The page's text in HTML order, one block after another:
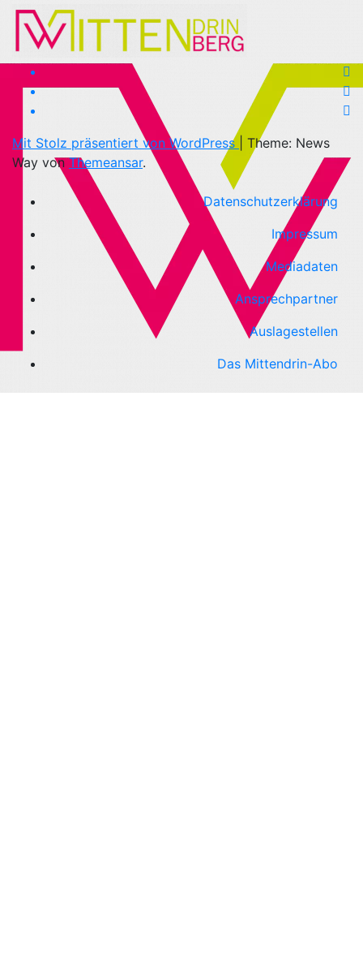
Mit Stolz präsentiert von WordPress
Theme: News
Way vonThemeansar.
Datenschutzerklärung
Impressum
Mediadaten
Ansprechpartner
Auslagestellen
Das Mittendrin-Abo